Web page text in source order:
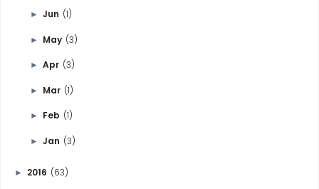
► Jun (1)
► May (3)
► Apr (3)
► Mar (1)
► Feb (1)
► Jan (3)
► 2016 (63)